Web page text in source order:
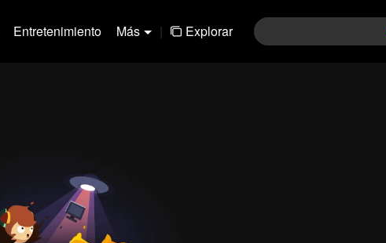
Entretenimiento Más | Explorar